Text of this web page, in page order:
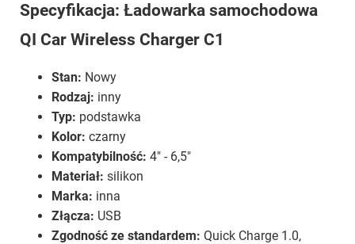
Specyfikacja: Ładowarka samochodowa
QI Car Wireless Charger C1
Stan: Nowy
Rodzaj: inny
Typ: podstawka
Kolor: czarny
Kompatybilność: 4" - 6,5"
Materiał: silikon
Marka: inna
Złącza: USB
Zgodność ze standardem: Quick Charge 1.0,